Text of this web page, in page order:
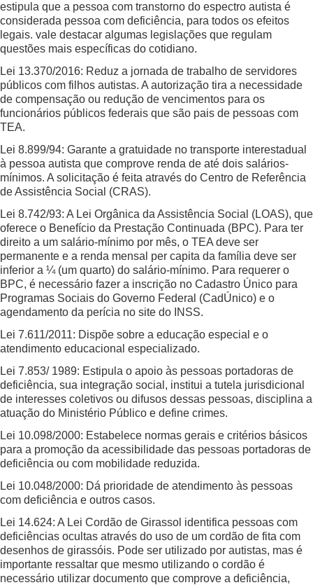
estipula que a pessoa com transtorno do espectro autista é
considerada pessoa com deficiência, para todos os efeitos
legais. vale destacar algumas legislações que regulam
questões mais específicas do cotidiano.
Lei 13.370/2016: Reduz a jornada de trabalho de servidores
públicos com filhos autistas. A autorização tira a necessidade
de compensação ou redução de vencimentos para os
funcionários públicos federais que são pais de pessoas com
TEA.
Lei 8.899/94: Garante a gratuidade no transporte interestadual
à pessoa autista que comprove renda de até dois salários-
mínimos. A solicitação é feita através do Centro de Referência
de Assistência Social (CRAS).
Lei 8.742/93: A Lei Orgânica da Assistência Social (LOAS), que
oferece o Benefício da Prestação Continuada (BPC). Para ter
direito a um salário-mínimo por mês, o TEA deve ser
permanente e a renda mensal per capita da família deve ser
inferior a ¼ (um quarto) do salário-mínimo. Para requerer o
BPC, é necessário fazer a inscrição no Cadastro Único para
Programas Sociais do Governo Federal (CadÚnico) e o
agendamento da perícia no site do INSS.
Lei 7.611/2011: Dispõe sobre a educação especial e o
atendimento educacional especializado.
Lei 7.853/ 1989: Estipula o apoio às pessoas portadoras de
deficiência, sua integração social, institui a tutela jurisdicional
de interesses coletivos ou difusos dessas pessoas, disciplina a
atuação do Ministério Público e define crimes.
Lei 10.098/2000: Estabelece normas gerais e critérios básicos
para a promoção da acessibilidade das pessoas portadoras de
deficiência ou com mobilidade reduzida.
Lei 10.048/2000: Dá prioridade de atendimento às pessoas
com deficiência e outros casos.
Lei 14.624: A Lei Cordão de Girassol identifica pessoas com
deficiências ocultas através do uso de um cordão de fita com
desenhos de girassóis. Pode ser utilizado por autistas, mas é
importante ressaltar que mesmo utilizando o cordão é
necessário utilizar documento que comprove a deficiência,